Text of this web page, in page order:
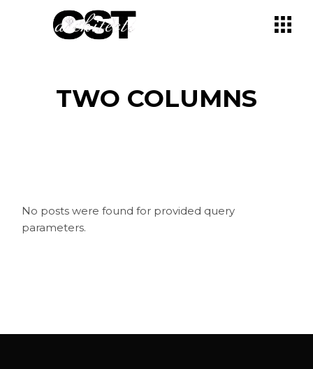
TWO COLUMNS
No posts were found for provided query
parameters.